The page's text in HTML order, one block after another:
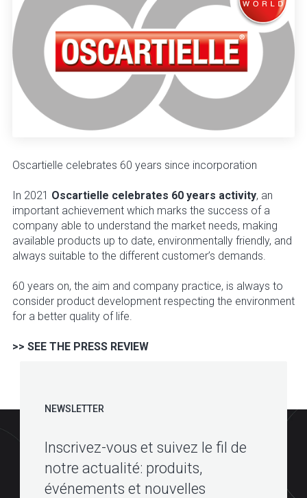
Oscartielle celebrates 60 years since incorporation
In 2021 Oscartielle celebrates 60 years activity, an
important achievement which marks the success of a
company able to understand the market needs, making
available products up to date, environmentally friendly, and
always suitable to the different customer’s demands.
60 years on, the aim and company practice, is always to
consider product development respecting the environment
for a better quality of life.
>> SEE THE PRESS REVIEW
NEWSLETTER
Inscrivez-vous et suivez le fil de
notre actualité: produits,
événements et nouvelles